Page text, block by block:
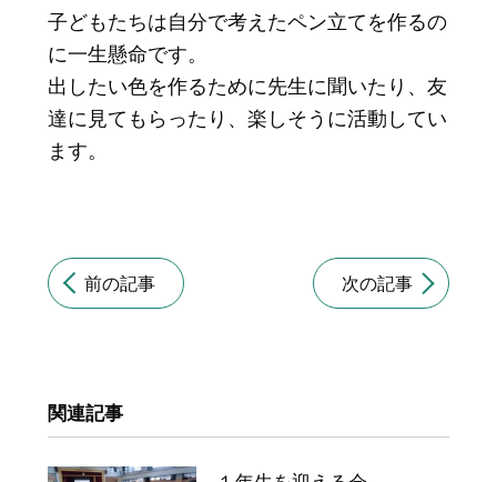
子どもたちは自分で考えたペン立てを作るの
に一生懸命です。
出したい色を作るために先生に聞いたり、友
達に見てもらったり、楽しそうに活動してい
ます。
前の記事 次の記事
関連記事